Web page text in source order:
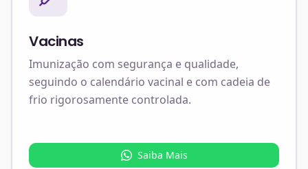
Vacinas
Imunização com segurança e qualidade,
seguindo o calendário vacinal e com cadeia de
frio rigorosamente controlada.
Saiba Mais